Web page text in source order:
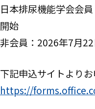
日本排尿機能学会会
開始
非会員：2026年7月
下記申込サイトよりお
https://